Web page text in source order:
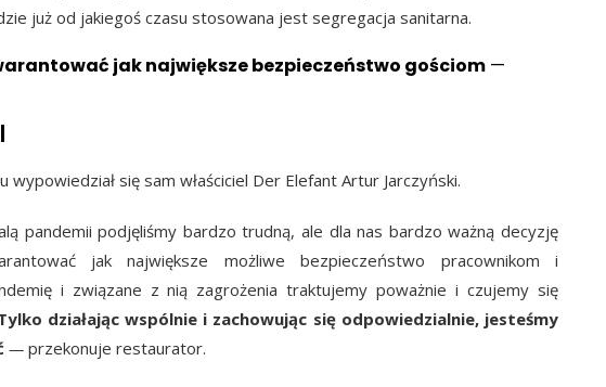
już od jakiegoś czasu stosowana jest segregacja sanitarna.
jak największe bezpieczeństwo gościom —
się sam właściciel Der Elefant Artur Jarczyński.
pandemii podjęliśmy bardzo trudną, ale dla nas bardzo ważną decyzję
jak największe możliwe bezpieczeństwo pracownikom i
i związane z nią zagrożenia traktujemy poważnie i czujemy się
działając wspólnie i zachowując się odpowiedzialnie, jesteśmy
— przekonuje restaurator.